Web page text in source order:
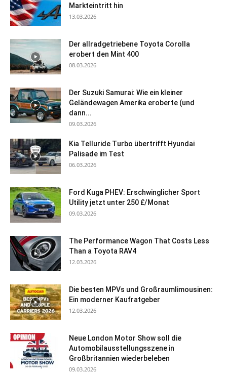
Markteintritt hin
13.03.2026
Der allradgetriebene Toyota Corolla
erobert den Mint 400
08.03.2026
Der Suzuki Samurai: Wie ein kleiner
Geländewagen Amerika eroberte (und
dann...
09.03.2026
Kia Telluride Turbo übertrifft Hyundai
Palisade im Test
06.03.2026
Ford Kuga PHEV: Erschwinglicher Sport
Utility jetzt unter 250 £/Monat
09.03.2026
The Performance Wagon That Costs Less
Than a Toyota RAV4
12.03.2026
Die besten MPVs und Großraumlimousinen:
Ein moderner Kaufratgeber
12.03.2026
Neue London Motor Show soll die
Automobilausstellungsszene in
Großbritannien wiederbeleben
09.03.2026